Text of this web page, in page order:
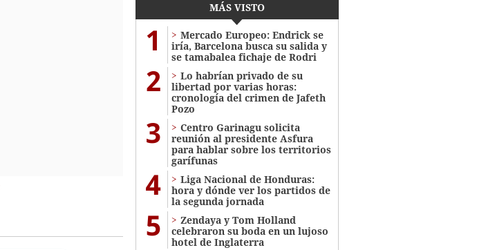
MÁS VISTO
1
Mercado Europeo: Endrick se
iría, Barcelona busca su salida y
se tamabalea fichaje de Rodri
2
Lo habrían privado de su
libertad por varias horas:
cronología del crimen de Jafeth
Pozo
3
Centro Garinagu solicita
reunión al presidente Asfura
para hablar sobre los territorios
garífunas
4
Liga Nacional de Honduras:
hora y dónde ver los partidos de
la segunda jornada
5
Zendaya y Tom Holland
celebraron su boda en un lujoso
hotel de Inglaterra